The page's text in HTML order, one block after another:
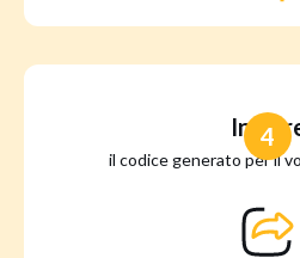
il codice generato per il
4